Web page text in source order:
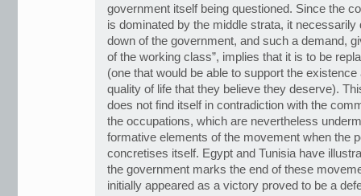
government itself being questioned. Since the
is dominated by the middle strata, it necessarily
down of the government, and such a demand,
of the working class”, implies that it is to be
(one that would be able to support the
quality of life that they believe they deserve).
does not find itself in contradiction with the
the occupations, which are nevertheless
formative elements of the movement when the
concretises itself. Egypt and Tunisia have
the government marks the end of these
initially appeared as a victory proved to be a